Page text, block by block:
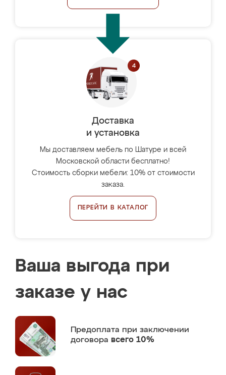
Доставка
и установка
Мы доставляем мебель по Шатуре и всей
Московской области бесплатно!
Стоимость сборки мебели: 10% от стоимости
заказа.
ПЕРЕЙТИ В КАТАЛОГ
Ваша выгода при
заказе у нас
Предоплата при заключении
договора всего 10%